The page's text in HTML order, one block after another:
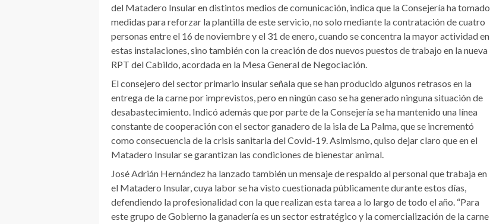
del Matadero Insular en distintos medios de comunicación, indica que la Consejería ha tomado
medidas para reforzar la plantilla de este servicio, no solo mediante la contratación de cuatro
personas entre el 16 de noviembre y el 31 de enero, cuando se concentra la mayor actividad en
estas instalaciones, sino también con la creación de dos nuevos puestos de trabajo en la nueva
RPT del Cabildo, acordada en la Mesa General de Negociación.
El consejero del sector primario insular señala que se han producido algunos retrasos en la
entrega de la carne por imprevistos, pero en ningún caso se ha generado ninguna situación de
desabastecimiento. Indicó además que por parte de la Consejería se ha mantenido una línea
constante de cooperación con el sector ganadero de la isla de La Palma, que se incrementó
como consecuencia de la crisis sanitaria del Covid-19. Asimismo, quiso dejar claro que en el
Matadero Insular se garantizan las condiciones de bienestar animal.
José Adrián Hernández ha lanzado también un mensaje de respaldo al personal que trabaja en
el Matadero Insular, cuya labor se ha visto cuestionada públicamente durante estos días,
defendiendo la profesionalidad con la que realizan esta tarea a lo largo de todo el año. “Para
este grupo de Gobierno la ganadería es un sector estratégico y la comercialización de la carne